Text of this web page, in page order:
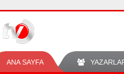
ANA SAYFA